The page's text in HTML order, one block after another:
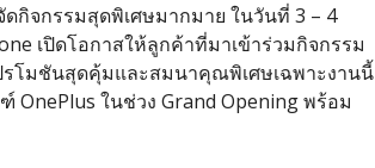
ดกิจกรรมสุดพิเศษมากมาย ในวันที่ 3 – 4
เปิดโอกาสให้ลูกค้าที่มาเข้าร่วมกิจกรรม
โมชันสุดคุ้มและสมนาคุณพิเศษเฉพาะงานนี้
OnePlus ในช่วง Grand Opening พร้อม